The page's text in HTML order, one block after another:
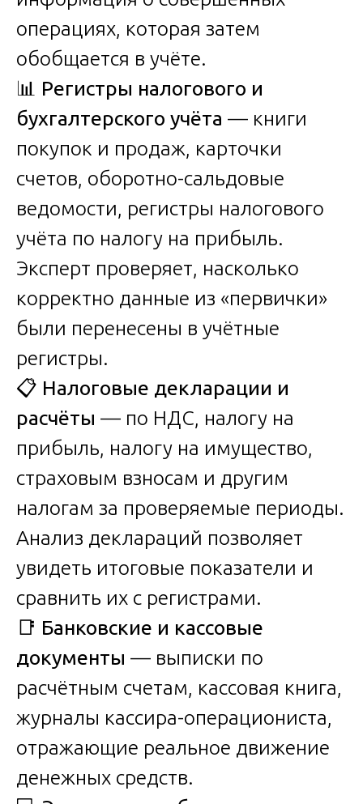
операциях, которая затем
обобщается в учёте.
📊 Регистры налогового и
бухгалтерского учёта — книги
покупок и продаж, карточки
счетов, оборотно-сальдовые
ведомости, регистры налогового
учёта по налогу на прибыль.
Эксперт проверяет, насколько
корректно данные из «первички»
были перенесены в учётные
регистры.
📋 Налоговые декларации и
расчёты — по НДС, налогу на
прибыль, налогу на имущество,
страховым взносам и другим
налогам за проверяемые периоды.
Анализ деклараций позволяет
увидеть итоговые показатели и
сравнить их с регистрами.
📑 Банковские и кассовые
документы — выписки по
расчётным счетам, кассовая книга,
журналы кассира-операциониста,
отражающие реальное движение
денежных средств.